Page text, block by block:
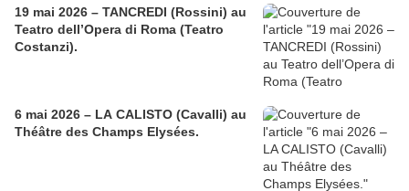
19 mai 2026 – TANCREDI (Rossini) au
Teatro dell’Opera di Roma (Teatro
Costanzi).
6 mai 2026 – LA CALISTO (Cavalli) au
Théâtre des Champs Elysées.